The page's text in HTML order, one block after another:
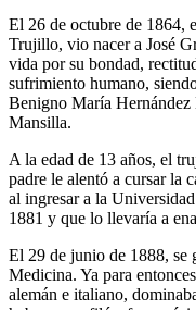
El 26 de octubre de 1864,
Trujillo, vio nacer a José
vida por su bondad,
sufrimiento humano,
Benigno María Hernández
Mansilla.
A la edad de 13 años, el
padre le alentó a cursar la
al ingresar a la
1881 y que lo llevaría a
El 29 de junio de 1888, se
Medicina. Ya para
alemán e italiano,